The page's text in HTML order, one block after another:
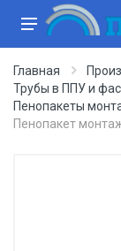
Главная
Трубы в ППУ и
Пенопакеты
Пенопакет